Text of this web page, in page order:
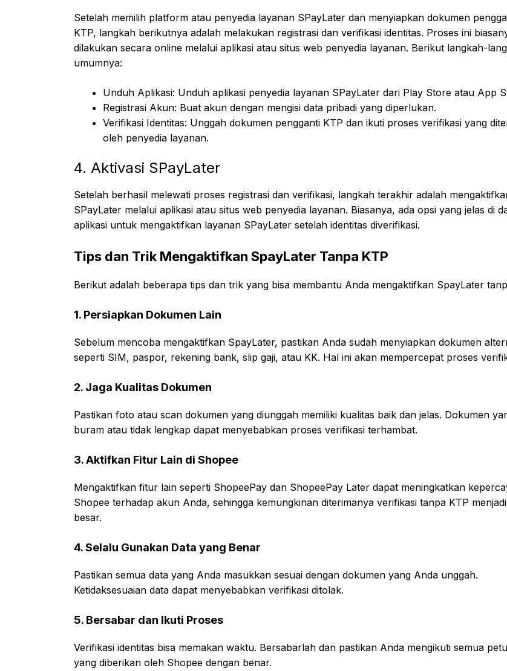
Setelah memilih platform atau penyedia layanan SPayLater dan menyiapkan dokumen
KTP, langkah berikutnya adalah melakukan registrasi dan verifikasi identitas. Proses ini
dilakukan secara online melalui aplikasi atau situs web penyedia layanan. Berikut langkah-
umumnya:
Unduh Aplikasi: Unduh aplikasi penyedia layanan SPayLater dari Play Store atau App
Registrasi Akun: Buat akun dengan mengisi data pribadi yang diperlukan.
Verifikasi Identitas: Unggah dokumen pengganti KTP dan ikuti proses verifikasi yang
oleh penyedia layanan.
4. Aktivasi SPayLater
Setelah berhasil melewati proses registrasi dan verifikasi, langkah terakhir adalah
SPayLater melalui aplikasi atau situs web penyedia layanan. Biasanya, ada opsi yang jelas di
aplikasi untuk mengaktifkan layanan SPayLater setelah identitas diverifikasi.
Tips dan Trik Mengaktifkan SpayLater Tanpa KTP
Berikut adalah beberapa tips dan trik yang bisa membantu Anda mengaktifkan SpayLater
1. Persiapkan Dokumen Lain
Sebelum mencoba mengaktifkan SpayLater, pastikan Anda sudah menyiapkan dokumen
seperti SIM, paspor, rekening bank, slip gaji, atau KK. Hal ini akan mempercepat proses
2. Jaga Kualitas Dokumen
Pastikan foto atau scan dokumen yang diunggah memiliki kualitas baik dan jelas. Dokumen
buram atau tidak lengkap dapat menyebabkan proses verifikasi terhambat.
3. Aktifkan Fitur Lain di Shopee
Mengaktifkan fitur lain seperti ShopeePay dan ShopeePay Later dapat meningkatkan
Shopee terhadap akun Anda, sehingga kemungkinan diterimanya verifikasi tanpa KTP
besar.
4. Selalu Gunakan Data yang Benar
Pastikan semua data yang Anda masukkan sesuai dengan dokumen yang Anda unggah.
Ketidaksesuaian data dapat menyebabkan verifikasi ditolak.
5. Bersabar dan Ikuti Proses
Verifikasi identitas bisa memakan waktu. Bersabarlah dan pastikan Anda mengikuti semua
yang diberikan oleh Shopee dengan benar.